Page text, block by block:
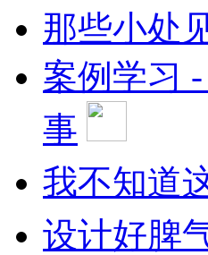
那些小处
案例学习
事
我不知道
设计好脾